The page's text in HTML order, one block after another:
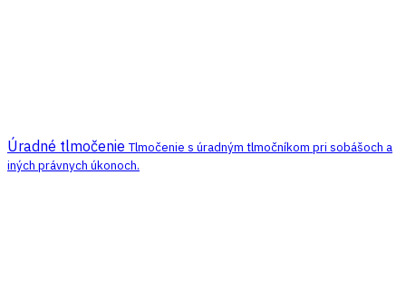
Úradné tlmočenie Tlmočenie s úradným tlmočníkom pri sobášoch a
iných právnych úkonoch.